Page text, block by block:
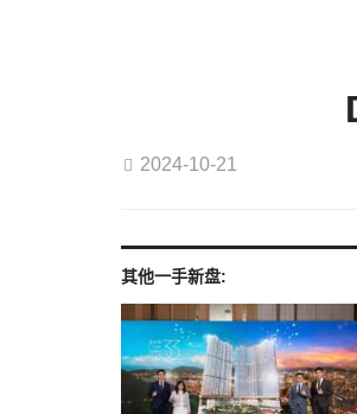
2024-10-21
其他一手新盘: